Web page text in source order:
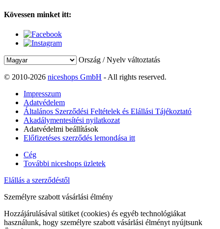
Kövessen minket itt:
Ország / Nyelv változtatás
© 2010-2026 niceshops GmbH - All rights reserved.
Impresszum
Adatvédelem
Általános Szerződési Feltételek és Elállási Tájékoztató
Akadálymentesítési nyilatkozat
Adatvédelmi beállítások
Előfizetéses szerződés lemondása itt
Cég
További niceshops üzletek
Elállás a szerződéstől
Személyre szabott vásárlási élmény
Hozzájárulásával sütiket (cookies) és egyéb technológiákat
használunk, hogy személyre szabott vásárlási élményt nyújtsunk